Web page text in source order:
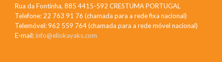
Rua da Fontinha, 885 4415-592 CRESTUMA PORTUGAL
Telefone: 22 763 91 76 (chamada para a rede fixa nacional)
Telemóvel: 962 559 764 (chamada para a rede móvel nacional)
E-mail:info@eliokayaks.com